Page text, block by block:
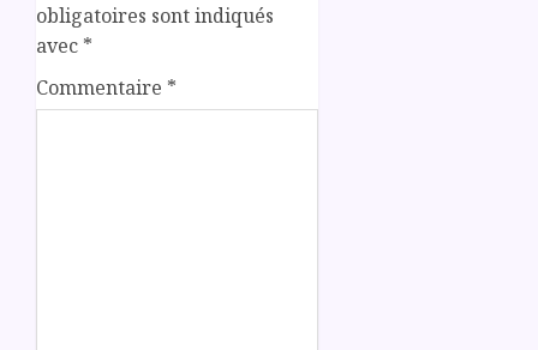
obligatoires sont indiqués
avec *
Commentaire *